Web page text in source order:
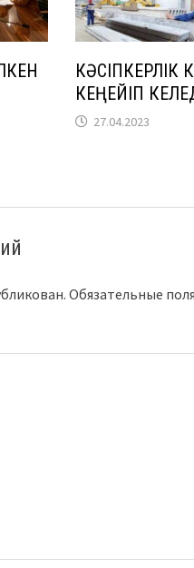
КӘСІПКЕРЛІК
КЕҢЕЙІП
27.04.2023
Обязательные